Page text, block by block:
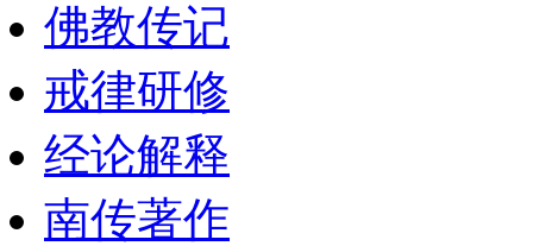
佛教传记
戒律研修
经论解释
南传著作